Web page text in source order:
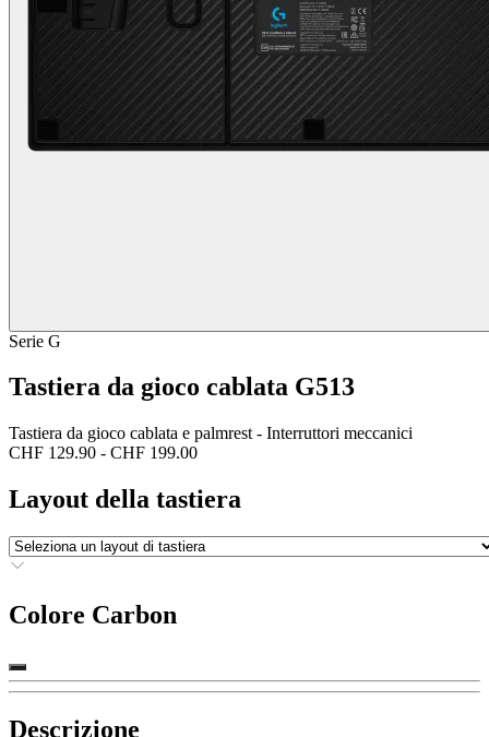
Serie G
Tastiera da gioco cablata G513
Tastiera da gioco cablata e palmrest - Interruttori meccanici
CHF 129.90 - CHF 199.00
Layout della tastiera
Colore Carbon
Descrizione